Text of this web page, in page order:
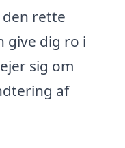
den rette
give dig ro i
sig om
af